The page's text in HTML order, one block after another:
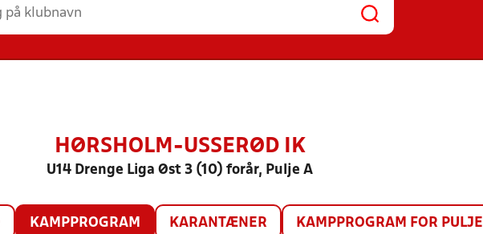
HØRSHOLM-USSERØD IK
U14 Drenge Liga Øst 3 (10) forår, Pulje A
KAMPPROGRAM KARANTÆNER KAMPPROGRAM FOR PULJE